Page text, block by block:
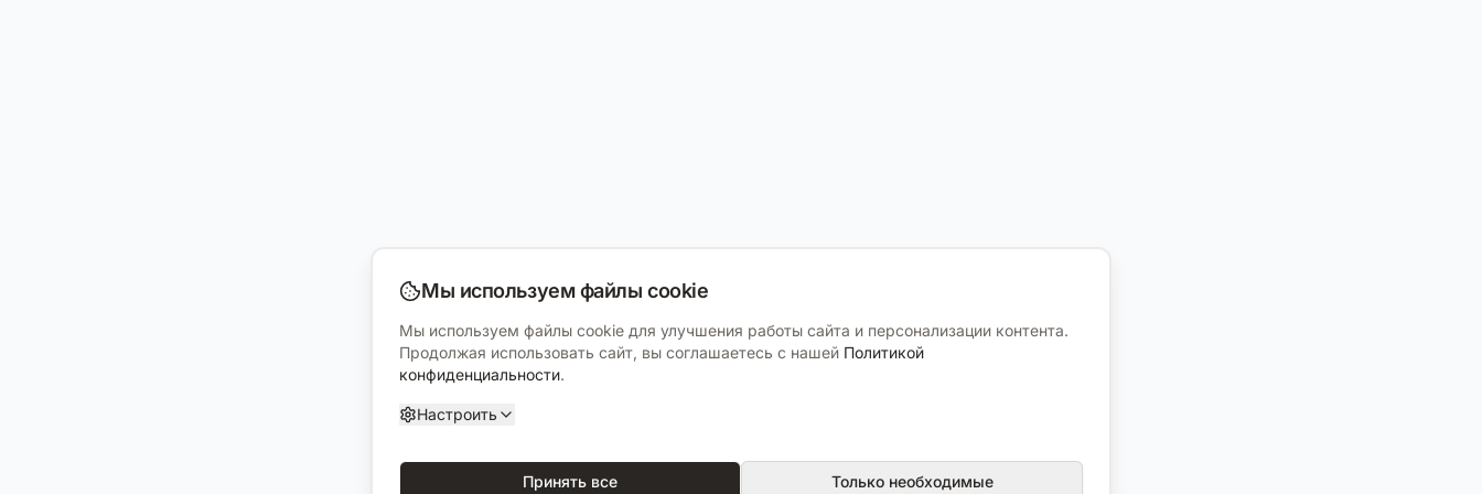
Мы используем файлы cookie
Мы используем файлы cookie для улучшения работы сайта и персонализации контента.
Продолжая использовать сайт, вы соглашаетесь с нашей Политикой
конфиденциальности.
Настроить
Принять все Только необходимые